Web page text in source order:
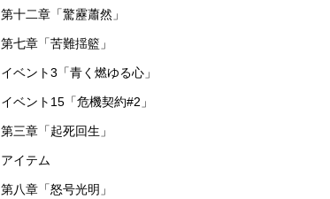
第十二章「驚靂蕭然」
第七章「苦難揺籃」
イベント3「青く燃ゆる心」
イベント15「危機契約#2」
第三章「起死回生」
アイテム
第八章「怒号光明」